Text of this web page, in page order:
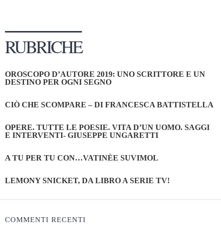
RUBRICHE
OROSCOPO D’AUTORE 2019: UNO SCRITTORE E UN
DESTINO PER OGNI SEGNO
CIÒ CHE SCOMPARE – DI FRANCESCA BATTISTELLA
OPERE. TUTTE LE POESIE. VITA D’UN UOMO. SAGGI
E INTERVENTI- GIUSEPPE UNGARETTI
A TU PER TU CON…VATINÈE SUVIMOL
LEMONY SNICKET, DA LIBRO A SERIE TV!
COMMENTI RECENTI